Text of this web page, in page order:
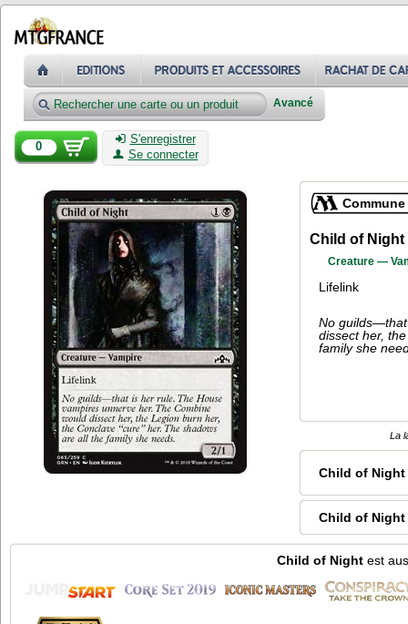
Avancé
0
S'enregistrer
Se connecter
Commune
Child of Night
Creature —
Lifelink
No guilds—that
dissect her,
family she
La
Child of Night
Child of Night
Child of Nightest